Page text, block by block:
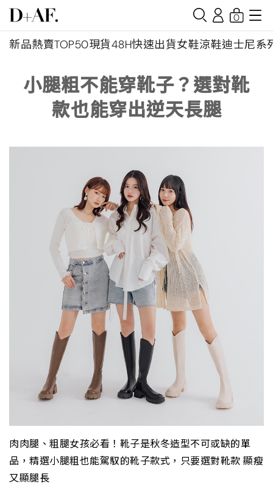
新品熱賣TOP50現貨48H快速出貨女鞋涼鞋迪士尼系
0
小腿粗不能穿靴子？選對靴
款也能穿出逆天長腿
肉肉腿、粗腿女孩必看！靴子是秋冬造型不可或缺的單
品，精選小腿粗也能駕馭的靴子款式，只要選對靴款 顯瘦
又顯腿長